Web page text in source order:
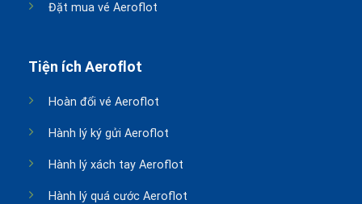
Đặt mua vé Aeroflot
Tiện ích Aeroflot
Hoàn đổi vé Aeroflot
Hành lý ký gửi Aeroflot
Hành lý xách tay Aeroflot
Hành lý quá cước Aeroflot